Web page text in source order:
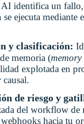
identifica un
ejecuta mediante
y clasificación:
memoria (memory
explotada en
de riesgo y
del workflow de
hacia tu